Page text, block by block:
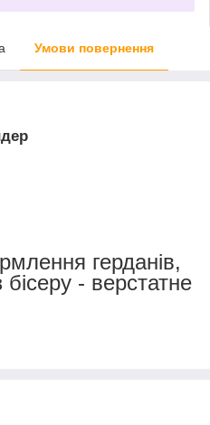
Умови повернення
герданів,
бісеру - верстатне